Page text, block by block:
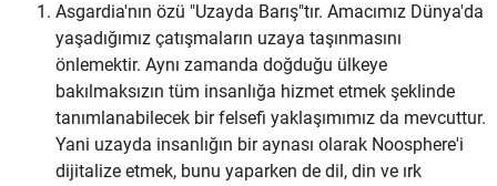
Asgardia'nın özü "Uzayda Barış"tır. Amacımız Dünya'da
yaşadığımız çatışmaların uzaya taşınmasını
önlemektir. Aynı zamanda doğduğu ülkeye
bakılmaksızın tüm insanlığa hizmet etmek şeklinde
tanımlanabilecek bir felsefi yaklaşımımız da mevcuttur.
Yani uzayda insanlığın bir aynası olarak Noosphere'i
dijitalize etmek, bunu yaparken de dil, din ve ırk